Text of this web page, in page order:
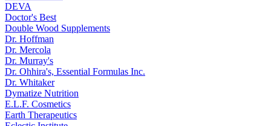
DEVA
Doctor's Best
Double Wood Supplements
Dr. Hoffman
Dr. Mercola
Dr. Murray's
Dr. Ohhira's, Essential Formulas Inc.
Dr. Whitaker
Dymatize Nutrition
E.L.F. Cosmetics
Earth Therapeutics